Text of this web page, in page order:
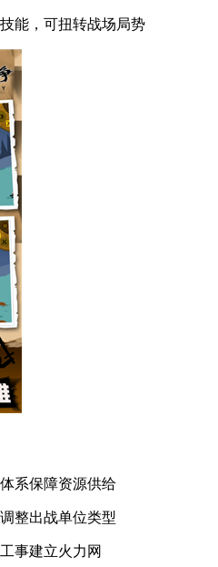
能，可扭转战场局势
系保障资源供给
整出战单位类型
事建立火力网